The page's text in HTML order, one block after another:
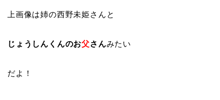
上画像は姉の西野未姫さんと
じょうしんくんのお父さんみたい
だよ！